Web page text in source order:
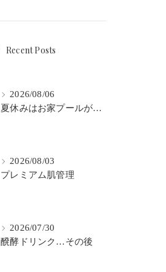
Recent Posts
2026/08/06
夏休みはお家プールが大活躍♪
2026/08/03
プレミアム肌管理
2026/07/30
醗酵ドリンク…その後